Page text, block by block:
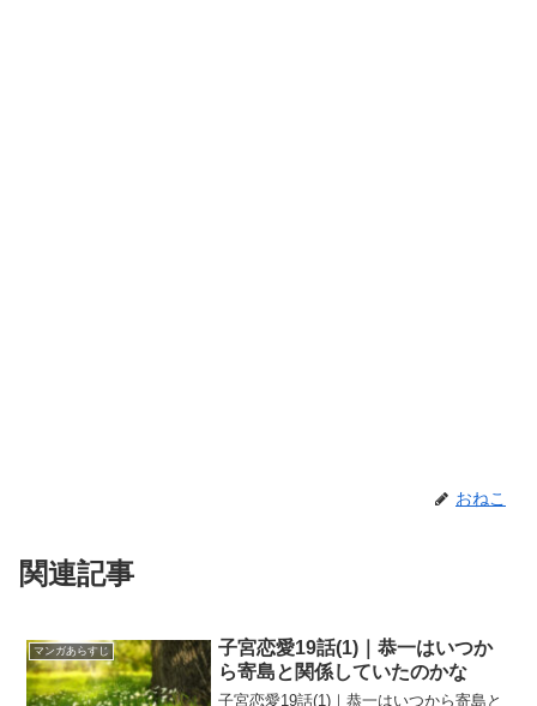
おねこ
関連記事
マンガあらすじ
子宮恋愛19話(1)｜恭一はいつか
ら寄島と関係していたのかな
子宮恋愛19話(1)｜恭一はいつから寄島と